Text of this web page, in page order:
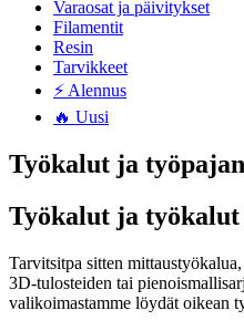
Varaosat ja päivitykset
Filamentit
Resin
Tarvikkeet
⚡ Alennus
🔥 Uusi
Työkalut ja
Työkalut ja
Tarvitsitpa sitten
3D-tulosteiden tai
valikoimastamme löydät oikean